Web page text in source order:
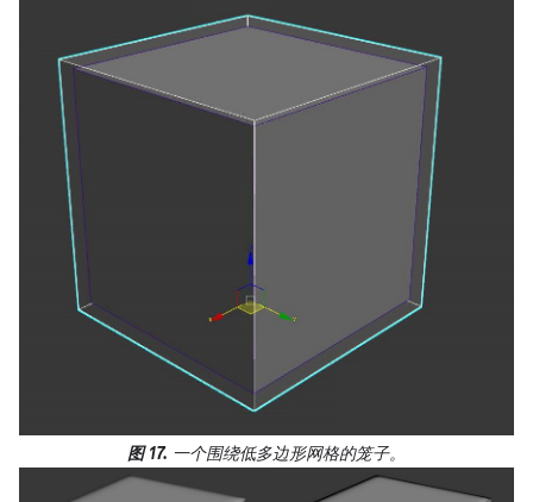
图 17. 一个围绕低多边形网格的笼子。